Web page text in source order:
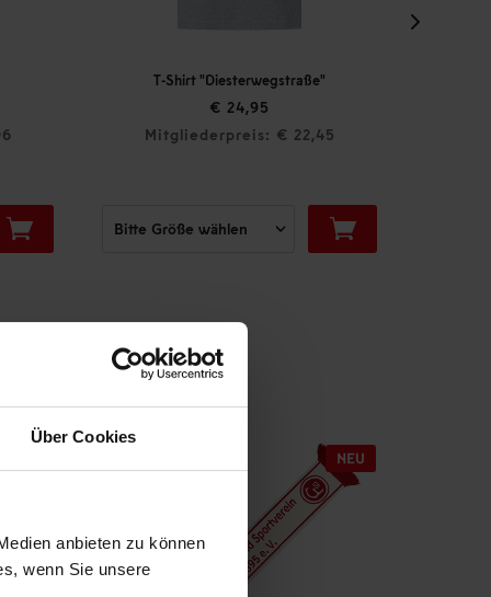
Über Cookies
anbieten zu können
wenn Sie unsere
T-Shirt "Diesterwegstraße"
€ 24,95
Mitgliederpreis: € 22,45